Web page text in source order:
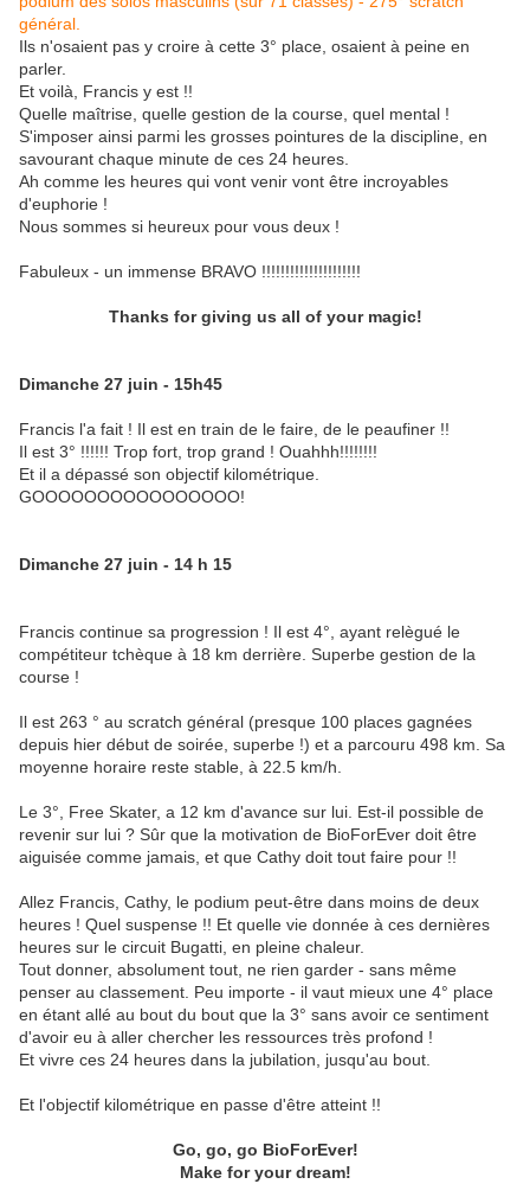
général.
Ils n'osaient pas y croire à cette 3° place, osaient à peine en
parler.
Et voilà, Francis y est !!
Quelle maîtrise, quelle gestion de la course, quel mental !
S'imposer ainsi parmi les grosses pointures de la discipline, en
savourant chaque minute de ces 24 heures.
Ah comme les heures qui vont venir vont être incroyables
d'euphorie !
Nous sommes si heureux pour vous deux !
Fabuleux - un immense BRAVO !!!!!!!!!!!!!!!!!!!!!
Thanks for giving us all of your magic!
Dimanche 27 juin - 15h45
Francis l'a fait ! Il est en train de le faire, de le peaufiner !!
Il est 3° !!!!!! Trop fort, trop grand ! Ouahhh!!!!!!!!
Et il a dépassé son objectif kilométrique.
GOOOOOOOOOOOOOOOO!
Dimanche 27 juin - 14 h 15
Francis continue sa progression ! Il est 4°, ayant relègué le
compétiteur tchèque à 18 km derrière. Superbe gestion de la
course !
Il est 263 ° au scratch général (presque 100 places gagnées
depuis hier début de soirée, superbe !) et a parcouru 498 km. Sa
moyenne horaire reste stable, à 22.5 km/h.
Le 3°, Free Skater, a 12 km d'avance sur lui. Est-il possible de
revenir sur lui ? Sûr que la motivation de BioForEver doit être
aiguisée comme jamais, et que Cathy doit tout faire pour !!
Allez Francis, Cathy, le podium peut-être dans moins de deux
heures ! Quel suspense !! Et quelle vie donnée à ces dernières
heures sur le circuit Bugatti, en pleine chaleur.
Tout donner, absolument tout, ne rien garder - sans même
penser au classement. Peu importe - il vaut mieux une 4° place
en étant allé au bout du bout que la 3° sans avoir ce sentiment
d'avoir eu à aller chercher les ressources très profond !
Et vivre ces 24 heures dans la jubilation, jusqu'au bout.
Et l'objectif kilométrique en passe d'être atteint !!
Go, go, go BioForEver!
Make for your dream!